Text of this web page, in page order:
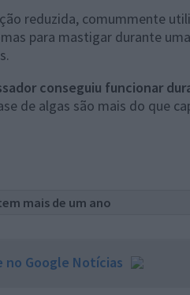
reduzida, comummente
para mastigar durante
conseguiu funcionar
de algas são mais do que
mais de um ano
no Google Notícias